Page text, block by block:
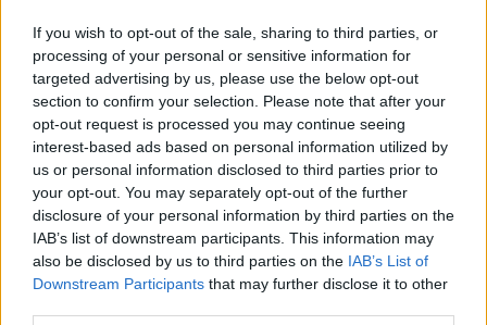
If you wish to opt-out of the sale, sharing to third parties, or
processing of your personal or sensitive information for
targeted advertising by us, please use the below opt-out
section to confirm your selection. Please note that after your
opt-out request is processed you may continue seeing
interest-based ads based on personal information utilized by
us or personal information disclosed to third parties prior to
your opt-out. You may separately opt-out of the further
disclosure of your personal information by third parties on the
IAB’s list of downstream participants. This information may
also be disclosed by us to third parties on the IAB’s List of
Downstream Participants that may further disclose it to other